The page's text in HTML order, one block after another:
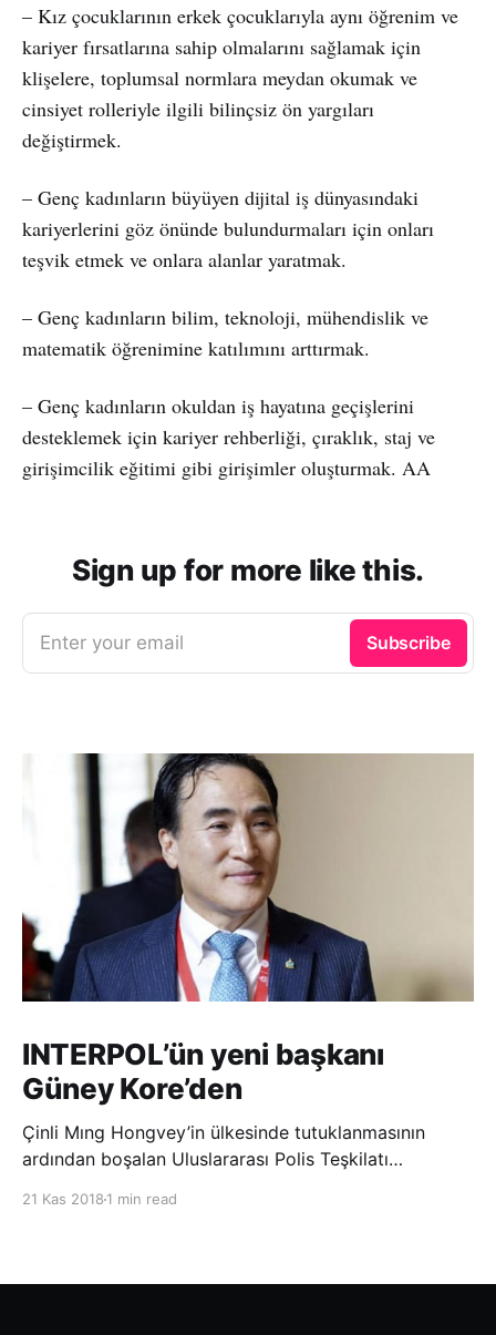
– Kız çocuklarının erkek çocuklarıyla aynı öğrenim ve
kariyer fırsatlarına sahip olmalarını sağlamak için
klişelere, toplumsal normlara meydan okumak ve
cinsiyet rolleriyle ilgili bilinçsiz ön yargıları
değiştirmek.
– Genç kadınların büyüyen dijital iş dünyasındaki
kariyerlerini göz önünde bulundurmaları için onları
teşvik etmek ve onlara alanlar yaratmak.
– Genç kadınların bilim, teknoloji, mühendislik ve
matematik öğrenimine katılımını arttırmak.
– Genç kadınların okuldan iş hayatına geçişlerini
desteklemek için kariyer rehberliği, çıraklık, staj ve
girişimcilik eğitimi gibi girişimler oluşturmak. AA
Sign up for more like this.
Enter your email Subscribe
INTERPOL’ün yeni başkanı
Güney Kore’den
Çinli Mıng Hongvey’in ülkesinde tutuklanmasının
ardından boşalan Uluslararası Polis Teşkilatı
21 Kas 2018 1 min read